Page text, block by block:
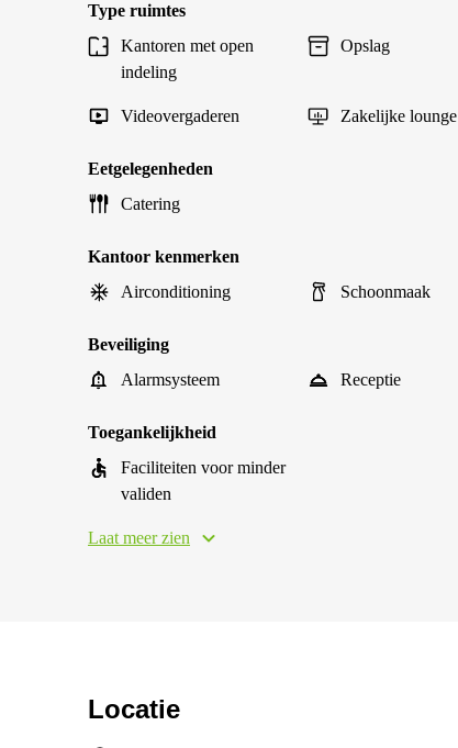
Type ruimtes
Kantoren met open
indeling
Opslag
Videovergaderen Zakelijke lounge
Eetgelegenheden
Catering
Kantoor kenmerken
Airconditioning
Schoonmaak
Beveiliging
Alarmsysteem
Receptie
Toegankelijkheid
Faciliteiten voor minder
validen
Laat meer zien
Locatie